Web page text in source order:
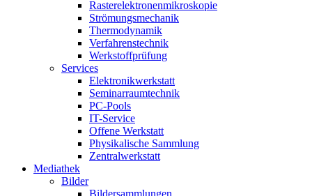
Rasterelektronenmikroskopie
Strömungsmechanik
Thermodynamik
Verfahrenstechnik
Werkstoffprüfung
Services
Elektronikwerkstatt
Seminarraumtechnik
PC-Pools
IT-Service
Offene Werkstatt
Physikalische Sammlung
Zentralwerkstatt
Mediathek
Bilder
Bildersammlungen